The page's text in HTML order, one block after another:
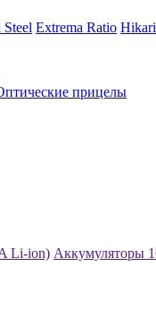
Extrema Ratio Hikari
прицелы
Li-ion) Аккумуляторы